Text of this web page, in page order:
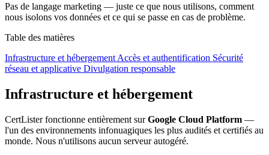
Pas de langage marketing — juste ce que nous utilisons, comment
nous isolons vos données et ce qui se passe en cas de problème.
Table des matières
Infrastructure et hébergement Accès et authentification Sécurité
réseau et applicative Divulgation responsable
Infrastructure et hébergement
CertLister fonctionne entièrement surGoogle Cloud Platform —
l'un des environnements infonuagiques les plus audités et certifiés au
monde. Nous n'utilisons aucun serveur autogéré.